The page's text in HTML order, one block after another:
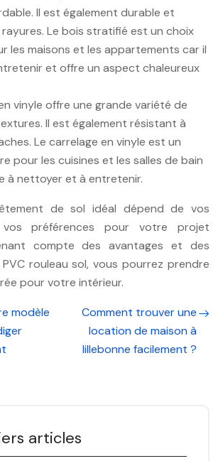
Il est également durable et
Le bois stratifié est un choix
les maisons et les appartements car il
et offre un aspect chaleureux
vinyle offre une grande variété de
Il est également résistant à
Le carrelage en vinyle est un
pour les cuisines et les salles de bain
à nettoyer et à entretenir.
de sol idéal dépend de vos
préférences pour votre projet
compte des avantages et des
rouleau sol, vous pourrez prendre
pour votre intérieur.
modèle
Comment trouver une
location de maison à
lillebonne facilement ?
articles